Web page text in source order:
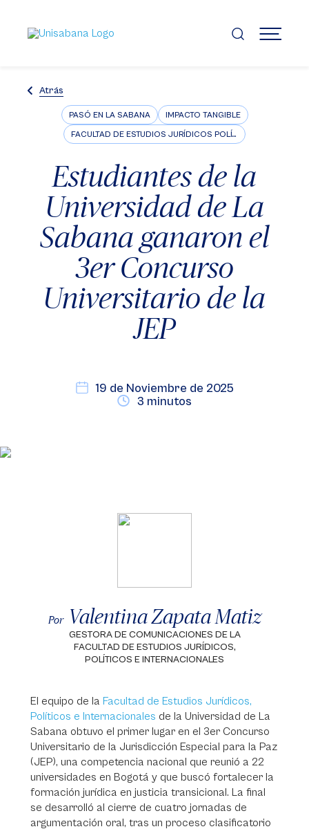
contenido
principal
MENÚ
Atrás
PASÓ EN LA SABANA IMPACTO TANGIBLE
FACULTAD DE ESTUDIOS JURÍDICOS POLÍTICOS E INTERNACIONALES
Estudiantes de la
Universidad de La
Sabana ganaron el
3er Concurso
Universitario de la
JEP
19 de Noviembre de 2025
3 minutos
Por Valentina Zapata Matiz
GESTORA DE COMUNICACIONES DE LA
FACULTAD DE ESTUDIOS JURÍDICOS,
POLÍTICOS E INTERNACIONALES
El equipo de la Facultad de Estudios Jurídicos,
Políticos e Internacionales de la Universidad de La
Sabana obtuvo el primer lugar en el 3er Concurso
Universitario de la Jurisdicción Especial para la Paz
(JEP), una competencia nacional que reunió a 22
universidades en Bogotá y que buscó fortalecer la
formación jurídica en justicia transicional. La final
se desarrolló al cierre de cuatro jornadas de
argumentación oral, tras un proceso clasificatorio